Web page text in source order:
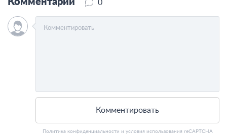
0
Комментировать
Политика конфиденциальности и условия использования reCAPTCHA